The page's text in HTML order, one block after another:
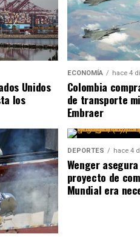
Unidos
los
ECONOMÍA hace 4
Colombia
de transporte
Embraer
DEPORTES hace 4
Wenger
proyecto de
Mundial era